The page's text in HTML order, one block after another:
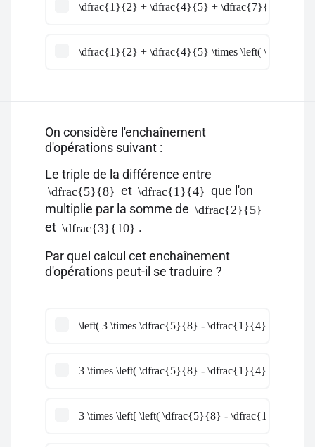
\dfrac{1}{2} + \dfrac{4}{5} + \dfrac{7}{9} -
\dfrac{1}{2} + \dfrac{4}{5} \times \left(
On considère l'enchaînement
d'opérations suivant :
Le triple de la différence entre
\dfrac{5}{8} et \dfrac{1}{4} que l'on
multiplie par la somme de \dfrac{2}{5}
et \dfrac{3}{10} .
Par quel calcul cet enchaînement
d'opérations peut-il se traduire ?
\left( 3 \times \dfrac{5}{8} - \dfrac{1}{4} \right)
3 \times \left( \dfrac{5}{8} - \dfrac{1}{4} \right)
3 \times \left[ \left( \dfrac{5}{8} - \dfrac{1}{4}